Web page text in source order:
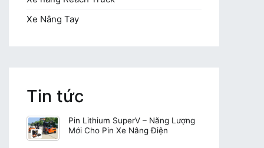
Xe Nâng Tay
Tin tức
Pin Lithium SuperV – Năng Lượng
Mới Cho Pin Xe Nâng Điện